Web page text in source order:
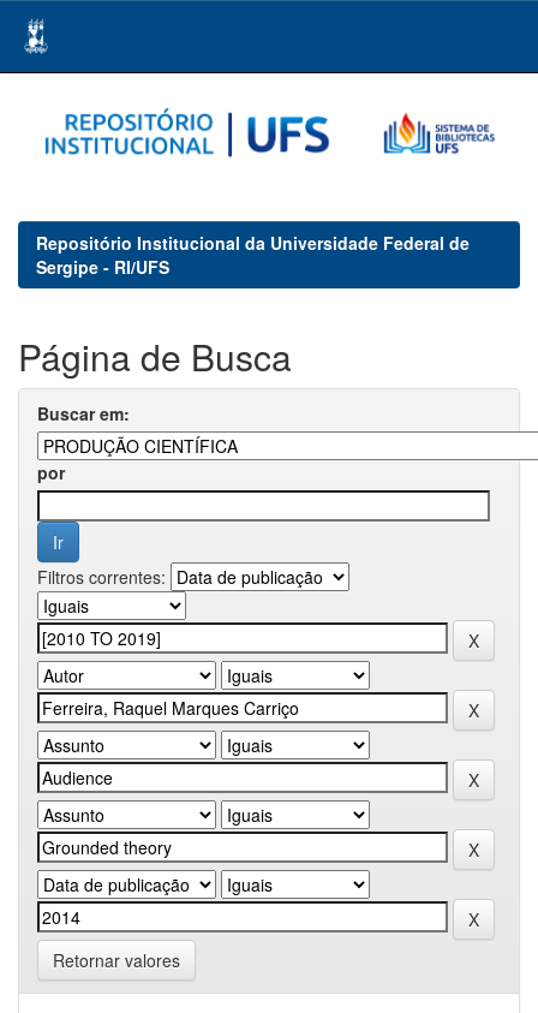
navigation
Repositório Institucional da Universidade Federal de
Sergipe - RI/UFS
Página de Busca
Buscar em:
por
Filtros correntes:
Retornar valores